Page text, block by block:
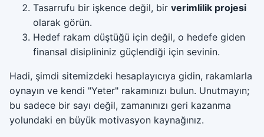
Tasarrufu bir işkence değil, bir verimlilik projesi
olarak görün.
Hedef rakam düştüğü için değil, o hedefe giden
finansal disiplininiz güçlendiği için sevinin.
Hadi, şimdi sitemizdeki hesaplayıcıya gidin, rakamlarla
oynayın ve kendi "Yeter" rakamınızı bulun. Unutmayın;
bu sadece bir sayı değil, zamanınızı geri kazanma
yolundaki en büyük motivasyon kaynağınız.